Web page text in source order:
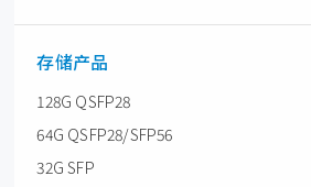
存储产品
128G QSFP28
64G QSFP28/SFP56
32G SFP